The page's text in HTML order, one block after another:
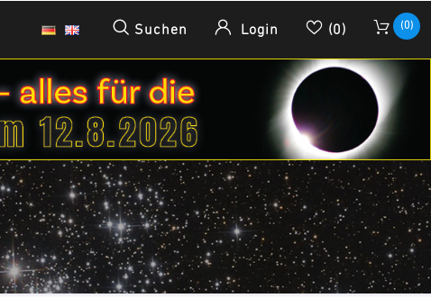
Suchen Login (0) (0)